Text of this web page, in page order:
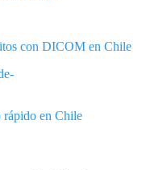
con DICOM en Chile
rápido en Chile